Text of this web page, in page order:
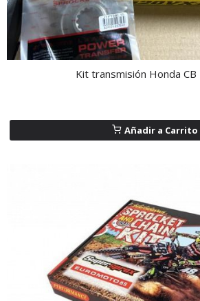
Kit transmisión Honda CB
Añadir a Carrito